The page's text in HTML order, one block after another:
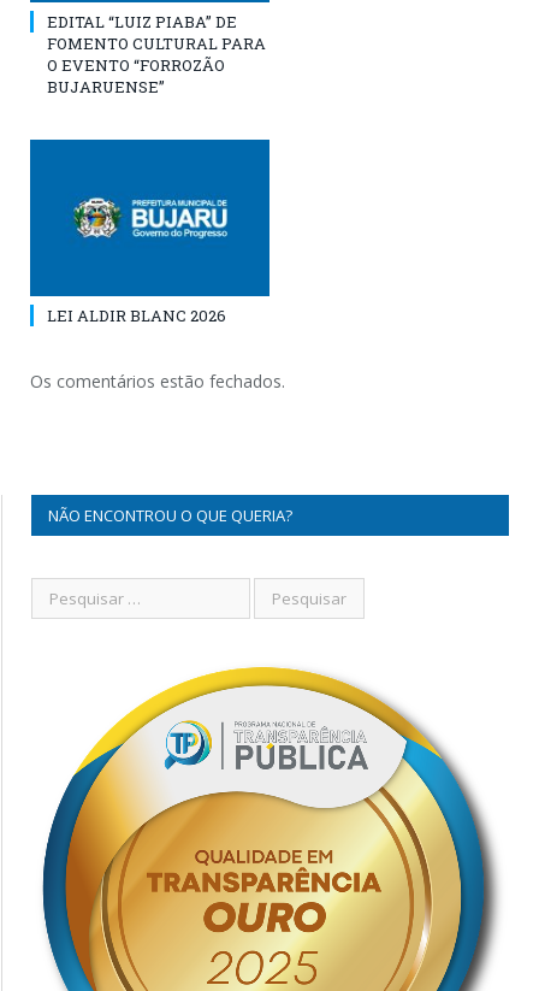
EDITAL “LUIZ PIABA” DE
FOMENTO CULTURAL PARA
O EVENTO “FORROZÃO
BUJARUENSE”
LEI ALDIR BLANC 2026
Os comentários estão fechados.
NÃO ENCONTROU O QUE QUERIA?